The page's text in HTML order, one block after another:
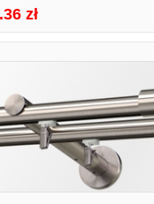
zł